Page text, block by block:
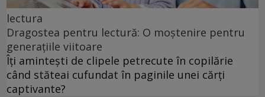
lectura
Dragostea pentru lectură: O moștenire pentru
generațiile viitoare
Îți amintești de clipele petrecute în copilărie
când stăteai cufundat în paginile unei cărți
captivante?